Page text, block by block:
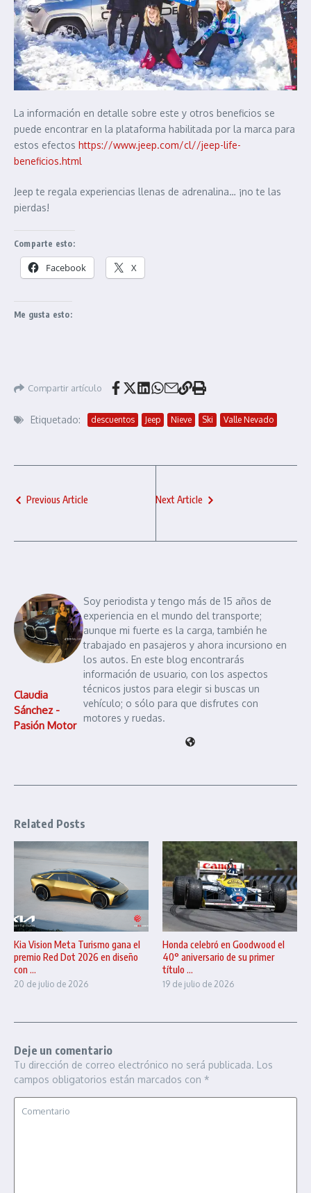
La información en detalle sobre este y otros beneficios se
puede encontrar en la plataforma habilitada por la marca para
estos efectos https://www.jeep.com/cl//jeep-life-
beneficios.html
Jeep te regala experiencias llenas de adrenalina… ¡no te las
pierdas!
Comparte esto:
Facebook X
Me gusta esto:
Compartir artículo
Etiquetado: descuentos Jeep Nieve Ski Valle Nevado
Previous Article Next Article
Claudia
Sánchez -
Pasión Motor
Soy periodista y tengo más de 15 años de
experiencia en el mundo del transporte;
aunque mi fuerte es la carga, también he
trabajado en pasajeros y ahora incursiono en
los autos. En este blog encontrarás
información de usuario, con los aspectos
técnicos justos para elegir si buscas un
vehículo; o sólo para que disfrutes con
motores y ruedas.
Related Posts
Kia Vision Meta Turismo gana el
premio Red Dot 2026 en diseño
con ...
20 de julio de 2026
Honda celebró en Goodwood el
40° aniversario de su primer
título ...
19 de julio de 2026
Deje un comentario
Tu dirección de correo electrónico no será publicada. Los
campos obligatorios están marcados con *